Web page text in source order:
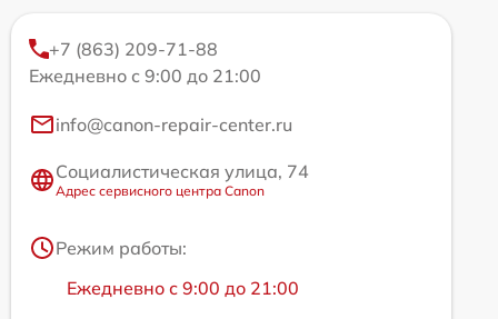
+7 (863) 209-71-88
Ежедневно с 9:00 до 21:00
info@canon-repair-center.ru
Социалистическая улица, 74
Адрес сервисного центра Canon
Режим работы:
Ежедневно с 9:00 до 21:00